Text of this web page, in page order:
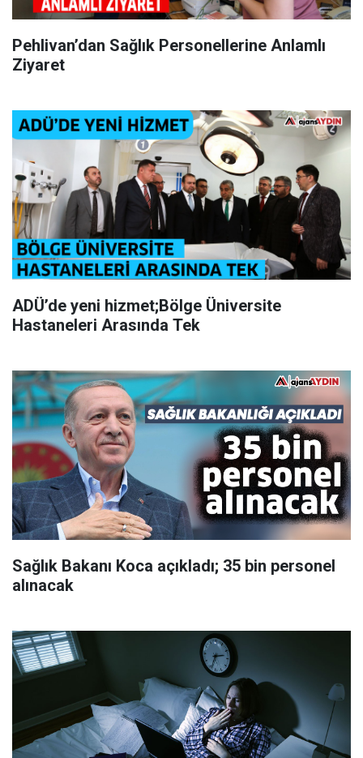
Pehlivan’dan Sağlık Personellerine Anlamlı
Ziyaret
ADÜ’de yeni hizmet;Bölge Üniversite
Hastaneleri Arasında Tek
Sağlık Bakanı Koca açıkladı; 35 bin personel
alınacak